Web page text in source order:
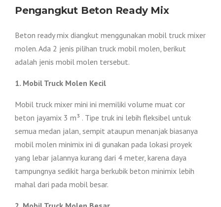
Pengangkut Beton Ready Mix
Beton ready mix diangkut menggunakan mobil truck mixer
molen. Ada 2 jenis pilihan truck mobil molen, berikut
adalah jenis mobil molen tersebut.
1. Mobil Truck Molen Kecil
Mobil truck mixer mini ini memiliki volume muat cor
beton jayamix 3 m³ . Tipe truk ini lebih fleksibel untuk
semua medan jalan, sempit ataupun menanjak biasanya
mobil molen minimix ini di gunakan pada lokasi proyek
yang lebar jalannya kurang dari 4 meter, karena daya
tampungnya sedikit harga berkubik beton minimix lebih
mahal dari pada mobil besar.